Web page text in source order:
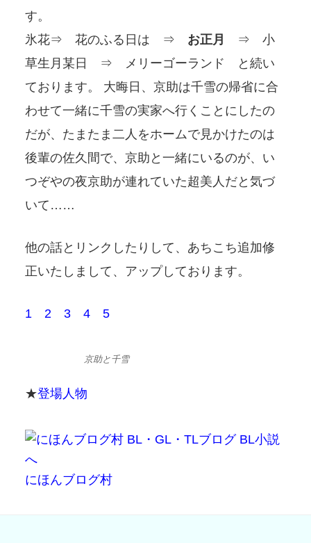
す。
氷花⇒ 花のふる日は ⇒ お正月
⇒ 小
草生月某日 ⇒ メリーゴーランド と続い
ております。 大晦日、京助は千雪の帰省に合
わせて一緒に千雪の実家へ行くことにしたの
だが、たまたま二人をホームで見かけたのは
後輩の佐久間で、京助と一緒にいるのが、い
つぞやの夜京助が連れていた超美人だと気づ
いて……
他の話とリンクしたりして、あちこち追加修
正いたしまして、アップしております。
1 2 3 4 5
京助と千雪
★登場人物
にほんブログ村